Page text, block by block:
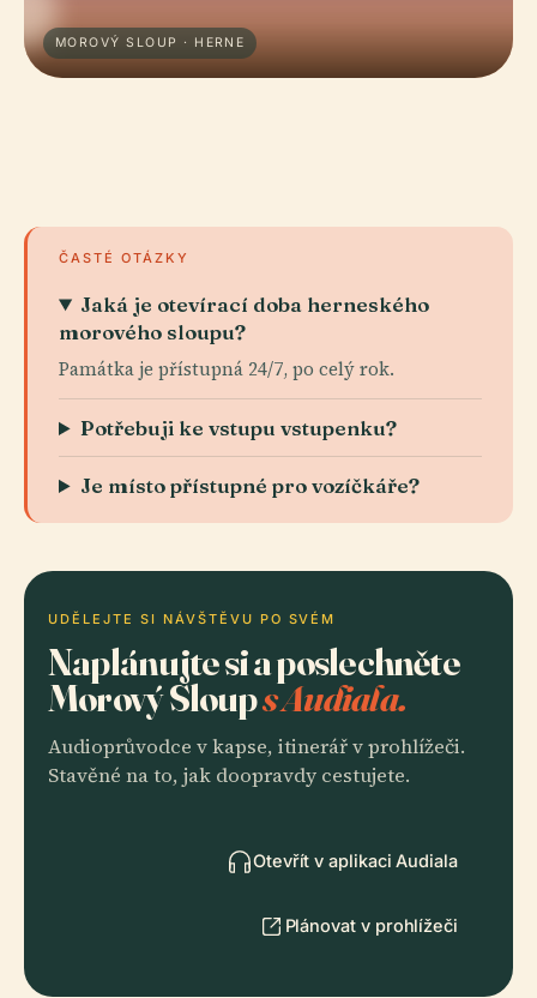
MOROVÝ SLOUP · HERNE
ČASTÉ OTÁZKY
Jaká je otevírací doba herneského
morového sloupu?
Památka je přístupná 24/7, po celý rok.
Potřebuji ke vstupu vstupenku?
Je místo přístupné pro vozíčkáře?
UDĚLEJTE SI NÁVŠTĚVU PO SVÉM
Naplánujte si a poslechněte
Morový Sloups Audiala.
Audioprůvodce v kapse, itinerář v prohlížeči.
Stavěné na to, jak doopravdy cestujete.
Otevřít v aplikaci Audiala
Plánovat v prohlížeči